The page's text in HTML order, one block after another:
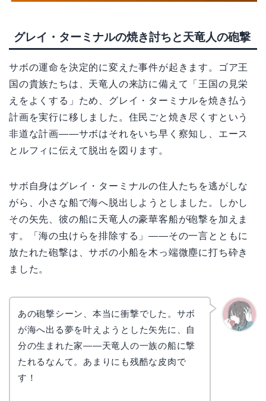
グレイ・ターミナルの焼き討ちと天竜人の砲撃
サボの運命を決定的に変えた事件が起きます。ゴア王
国の貴族たちは、天竜人の来訪に備えて「王国の見栄
えをよくする」ため、グレイ・ターミナルを焼き払う
計画を実行に移しました。住民ごと焼き尽くすという
非道な計画——サボはそれをいち早く察知し、エース
とルフィに伝えて脱出を図ります。
サボ自身はグレイ・ターミナルの住人たちを逃がしな
がら、小さな船で海へ脱出しようとしました。しかし
その矢先、彼の船に天竜人の豪華客船が砲撃を加えま
す。「海の虫けらを排除する」——その一言とともに
放たれた砲撃は、サボの小船を木っ端微塵に打ち砕き
ました。
あの砲撃シーン、本当に衝撃でした。サボ
が海へ出る夢を叶えようとした矢先に、自
分の生まれた家——天竜人の一族の船に撃
たれるなんて。あまりにも残酷な皮肉で
す！